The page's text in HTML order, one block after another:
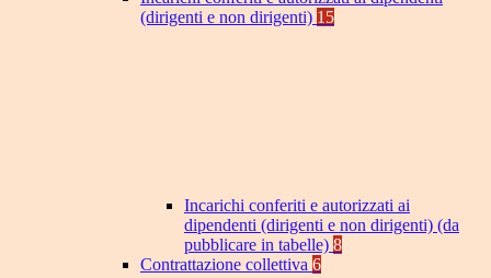
(dirigenti e non dirigenti) 15
Incarichi conferiti e autorizzati ai
dipendenti (dirigenti e non dirigenti) (da
pubblicare in tabelle) 8
Contrattazione collettiva 6